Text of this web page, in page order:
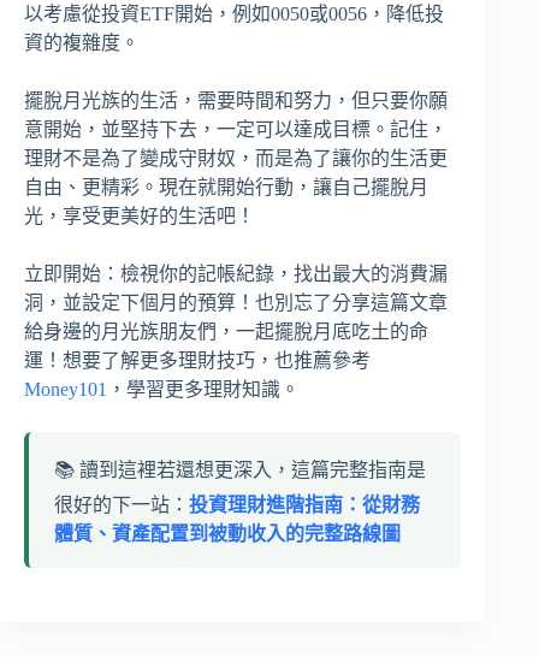
以考慮從投資ETF開始，例如0050或0056，降低投
資的複雜度。
擺脫月光族的生活，需要時間和努力，但只要你願
意開始，並堅持下去，一定可以達成目標。記住，
理財不是為了變成守財奴，而是為了讓你的生活更
自由、更精彩。現在就開始行動，讓自己擺脫月
光，享受更美好的生活吧！
立即開始：檢視你的記帳紀錄，找出最大的消費漏
洞，並設定下個月的預算！也別忘了分享這篇文章
給身邊的月光族朋友們，一起擺脫月底吃土的命
運！想要了解更多理財技巧，也推薦參考
Money101 ，學習更多理財知識。
📚 讀到這裡若還想更深入，這篇完整指南是
很好的下一站： 投資理財進階指南：從財務
體質、資產配置到被動收入的完整路線圖